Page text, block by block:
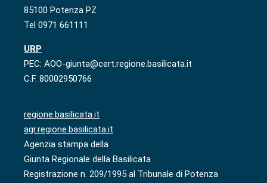
85100 Potenza PZ
Tel 0971 661111
URP
PEC: AOO-giunta@cert.regione.basilicata.it
C.F. 80002950766
regione.basilicata.it
agr.regione.basilicata.it
Agenzia stampa della
Giunta Regionale della Basilicata
Registrazione n. 209/1995 al Tribunale di Potenza